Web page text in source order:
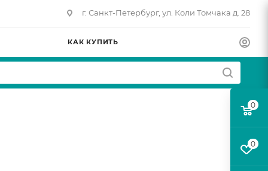
г. Санкт-Петербург, ул. Коли Томчака д. 28
КАК КУПИТЬ
0
0